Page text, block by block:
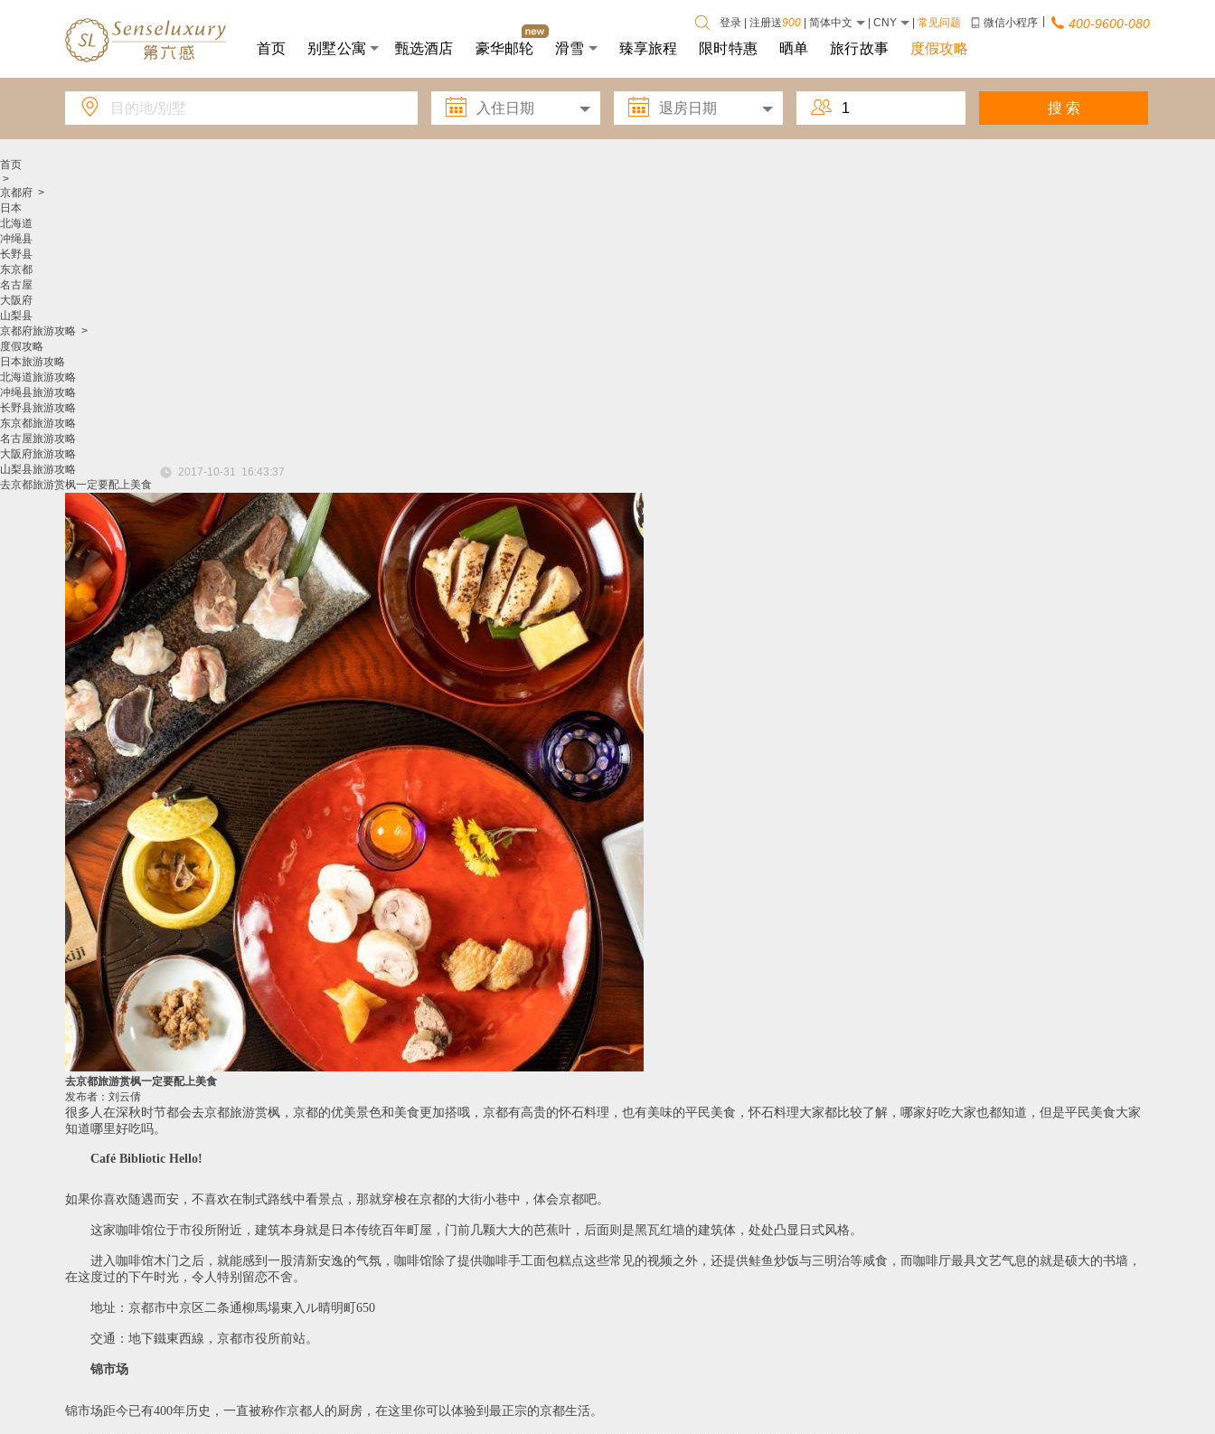
首页 别墅公寓 甄选酒店 豪华邮轮 滑雪 臻享旅程 限时特惠 晒单 旅行故事 度假攻略
登录 | 注册送900 | 简体中文 | CNY | 常见问题 400-9600-080
微信小程序
   
首页
>
京都府 >
日本
北海道
冲绳县
长野县
东京都
名古屋
大阪府
山梨县
京都府旅游攻略 >
度假攻略
日本旅游攻略
北海道旅游攻略
冲绳县旅游攻略
长野县旅游攻略
东京都旅游攻略
名古屋旅游攻略
大阪府旅游攻略
山梨县旅游攻略
去京都旅游赏枫一定要配上美食
去京都旅游赏枫一定要配上美食
发布者：刘云倩
2017-10-31 16:43:37
很多人在深秋时节都会去京都旅游赏枫，京都的优美景色和美食更加搭哦，京都有高贵的怀石料理，也有美味的平民美食，怀石料理大家都比较了解，哪家好吃大家也都知道，但是平民美食大家
知道哪里好吃吗。
Café Bibliotic Hello!
如果你喜欢随遇而安，不喜欢在制式路线中看景点，那就穿梭在京都的大街小巷中，体会京都吧。
这家咖啡馆位于市役所附近，建筑本身就是日本传统百年町屋，门前几颗大大的芭蕉叶，后面则是黑瓦红墙的建筑体，处处凸显日式风格。
进入咖啡馆木门之后，就能感到一股清新安逸的气氛，咖啡馆除了提供咖啡手工面包糕点这些常见的视频之外，还提供鲑鱼炒饭与三明治等咸食，而咖啡厅最具文艺气息的就是硕大的书墙，
在这度过的下午时光，令人特别留恋不舍。
地址：京都市中京区二条通柳馬場東入ル晴明町650
交通：地下鐵東西線，京都市役所前站。
锦市场
锦市场距今已有400年历史，一直被称作京都人的厨房，在这里你可以体验到最正宗的京都生活。